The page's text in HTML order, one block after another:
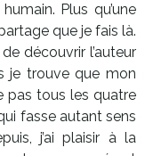
Plus qu’une
que je fais là.
découvrir l’auteur
je trouve que mon
pas tous les quatre
fasse autant sens
j’ai plaisir à la